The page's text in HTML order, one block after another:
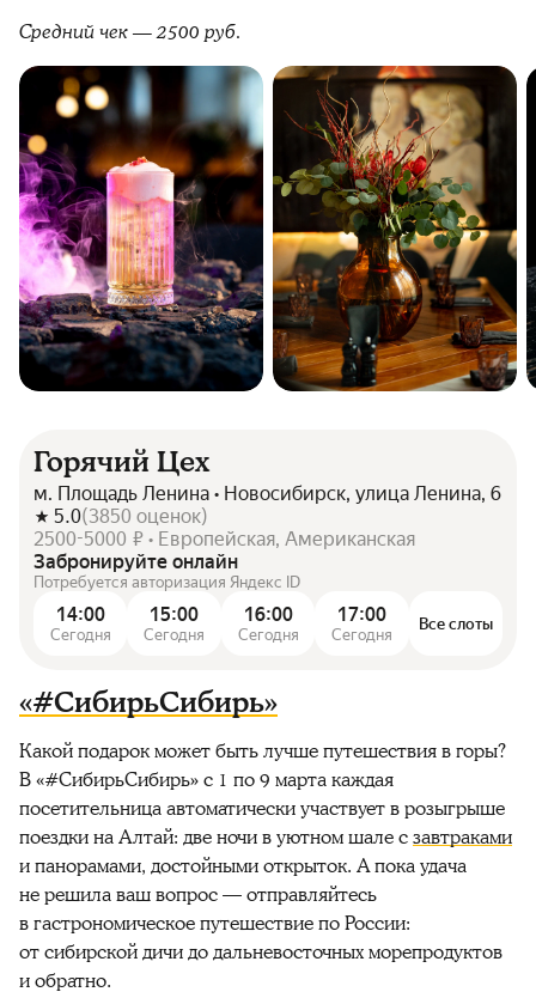
Средний чек — 2500 руб.
Горячий Цех
м. Площадь Ленина • Новосибирск, улица Ленина, 6
5.0(3850 оценок)
2500-5000 ₽ • Европейская, Американская
Забронируйте онлайн
Потребуется авторизация Яндекс ID
14:00
Сегодня
15:00
Сегодня
16:00
Сегодня
17:00
Сегодня
Все слоты
«#СибирьСибирь»
Какой подарок может быть лучше путешествия в горы?
В «#СибирьСибирь» с 1 по 9 марта каждая
посетительница автоматически участвует в розыгрыше
поездки на Алтай: две ночи в уютном шале сзавтраками
и панорамами, достойными открыток. А пока удача
не решила ваш вопрос — отправляйтесь
в гастрономическое путешествие по России:
от сибирской дичи до дальневосточных морепродуктов
и обратно.